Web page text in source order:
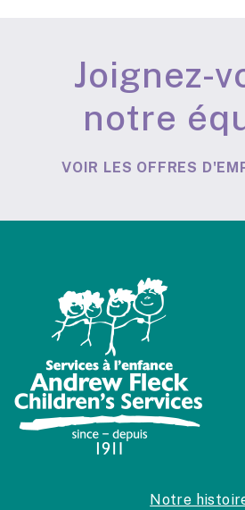
Joignez-
notre
VOIR LES OFFRES
Notre